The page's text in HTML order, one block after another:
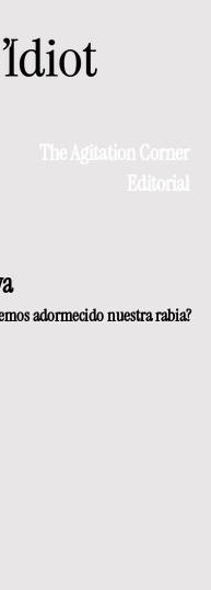
The Agitation Corner
Editorial
adormecido nuestra rabia?